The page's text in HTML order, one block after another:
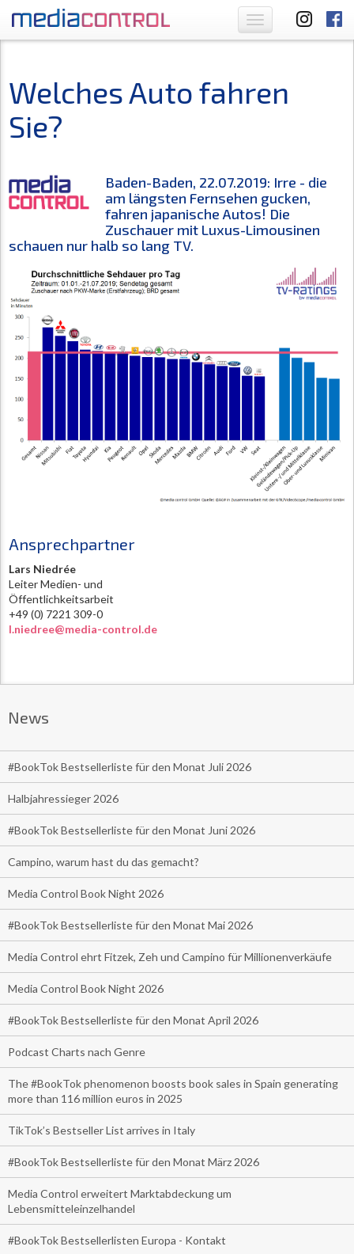
Toggle
navigation
Welches Auto fahren
Sie?
Baden-Baden, 22.07.2019: Irre - die
am längsten Fernsehen gucken,
fahren japanische Autos! Die
Zuschauer mit Luxus-Limousinen
schauen nur halb so lang TV.
Ansprechpartner
Lars Niedrée
Leiter Medien- und
Öffentlichkeitsarbeit
+49 (0) 7221 309-0
l.niedree@media-control.de
News
#BookTok Bestsellerliste für den Monat Juli 2026
Halbjahressieger 2026
#BookTok Bestsellerliste für den Monat Juni 2026
Campino, warum hast du das gemacht?
Media Control Book Night 2026
#BookTok Bestsellerliste für den Monat Mai 2026
Media Control ehrt Fitzek, Zeh und Campino für Millionenverkäufe
Media Control Book Night 2026
#BookTok Bestsellerliste für den Monat April 2026
Podcast Charts nach Genre
The #BookTok phenomenon boosts book sales in Spain generating
more than 116 million euros in 2025
TikTok’s Bestseller List arrives in Italy
#BookTok Bestsellerliste für den Monat März 2026
Media Control erweitert Marktabdeckung um
Lebensmitteleinzelhandel
#BookTok Bestsellerlisten Europa - Kontakt